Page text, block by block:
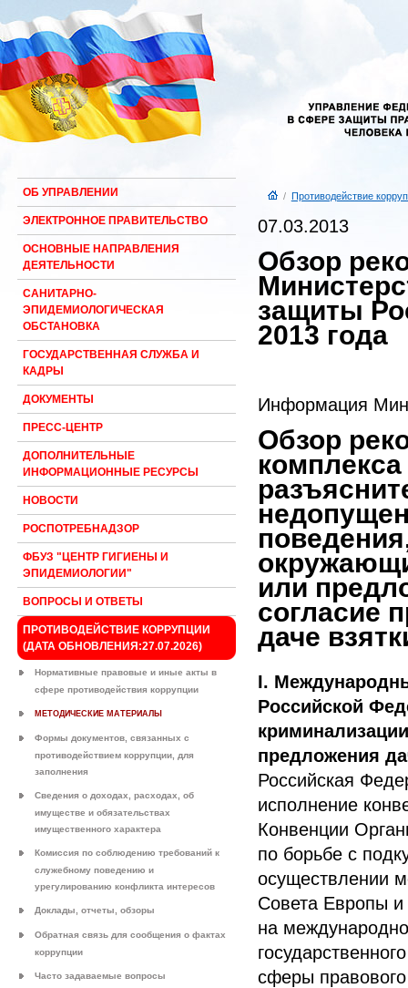
ОБ УПРАВЛЕНИИ
ЭЛЕКТРОННОЕ ПРАВИТЕЛЬСТВО
ОСНОВНЫЕ НАПРАВЛЕНИЯ
ДЕЯТЕЛЬНОСТИ
САНИТАРНО-
ЭПИДЕМИОЛОГИЧЕСКАЯ
ОБСТАНОВКА
ГОСУДАРСТВЕННАЯ СЛУЖБА И
КАДРЫ
ДОКУМЕНТЫ
ПРЕСС-ЦЕНТР
ДОПОЛНИТЕЛЬНЫЕ
ИНФОРМАЦИОННЫЕ РЕСУРСЫ
НОВОСТИ
РОСПОТРЕБНАДЗОР
ФБУЗ "ЦЕНТР ГИГИЕНЫ И
ЭПИДЕМИОЛОГИИ"
ВОПРОСЫ И ОТВЕТЫ
ПРОТИВОДЕЙСТВИЕ КОРРУПЦИИ
(ДАТА ОБНОВЛЕНИЯ:27.07.2026)
Нормативные правовые и иные акты в
сфере противодействия коррупции
МЕТОДИЧЕСКИЕ МАТЕРИАЛЫ
Формы документов, связанных с
противодействием коррупции, для
заполнения
Сведения о доходах, расходах, об
имуществе и обязательствах
имущественного характера
Комиссия по соблюдению требований к
служебному поведению и
урегулированию конфликта интересов
Доклады, отчеты, обзоры
Обратная связь для сообщения о фактах
коррупции
Часто задаваемые вопросы
/ Противодействие
07.03.2013
Обзор
защиты
2013 года
Информация
Обзор
или
согласие
даче
I.
Российской
предложения
Российская
исполнение
Конвенции
по борьбе с
осуществлении
Совета Европы
на
сферы